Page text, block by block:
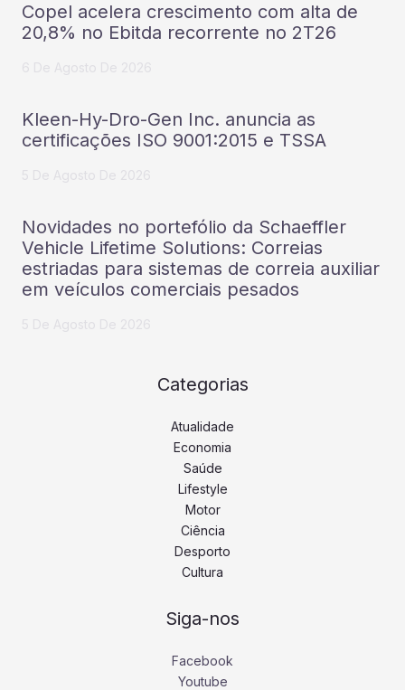
Copel acelera crescimento com alta de
20,8% no Ebitda recorrente no 2T26
Kleen-Hy-Dro-Gen Inc. anuncia as
certificações ISO 9001:2015 e TSSA
Novidades no portefólio da Schaeffler
Vehicle Lifetime Solutions: Correias
estriadas para sistemas de correia auxiliar
em veículos comerciais pesados
Categorias
Atualidade
Economia
Saúde
Lifestyle
Motor
Ciência
Desporto
Cultura
Siga-nos
Facebook
Youtube